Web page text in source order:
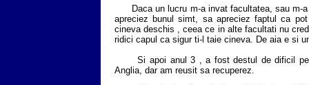
Daca un lucru m-a invat facultatea, sau m-a
apreciez bunul simt, sa apreciez faptul ca
cineva deschis , ceea ce in alte facultati nu
ridici capul ca sigur ti-l taie cineva. De aia e si
Si apoi anul 3 , a fost destul de dificil
Anglia, dar am reusit sa recuperez.